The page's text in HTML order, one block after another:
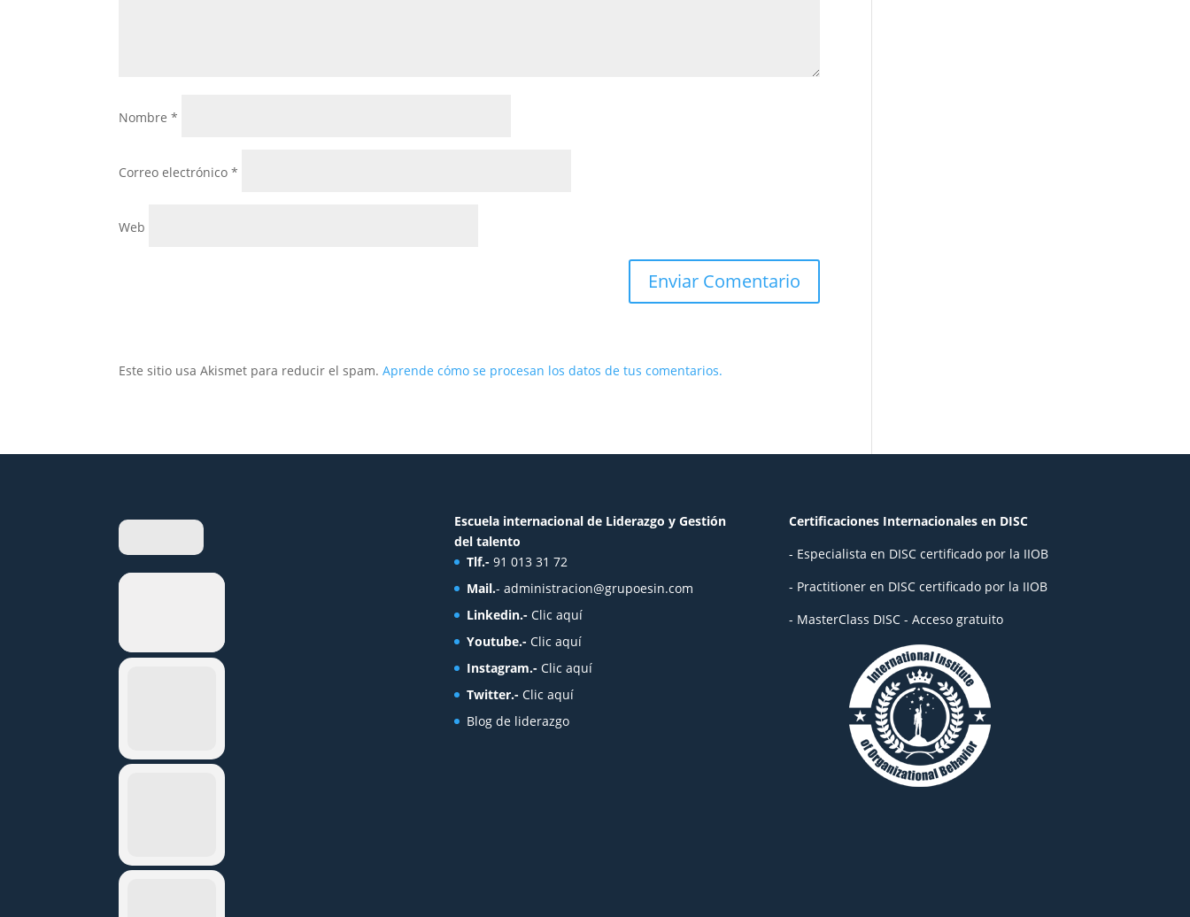
Nombre*
Correo electrónico*
Web
Este sitio usa Akismet para reducir el spam.Aprende cómo se procesan los datos de tus comentarios.
Escuela internacional de Liderazgo y Gestión
del talento
Tlf.- 91 013 31 72
Mail.- administracion@grupoesin.com
Linkedin.- Clic aquí
Youtube.- Clic aquí
Instagram.- Clic aquí
Twitter.- Clic aquí
Blog de liderazgo
Certificaciones Internacionales en DISC
- Especialista en DISC certificado por la IIOB
- Practitioner en DISC certificado por la IIOB
- MasterClass DISC - Acceso gratuito